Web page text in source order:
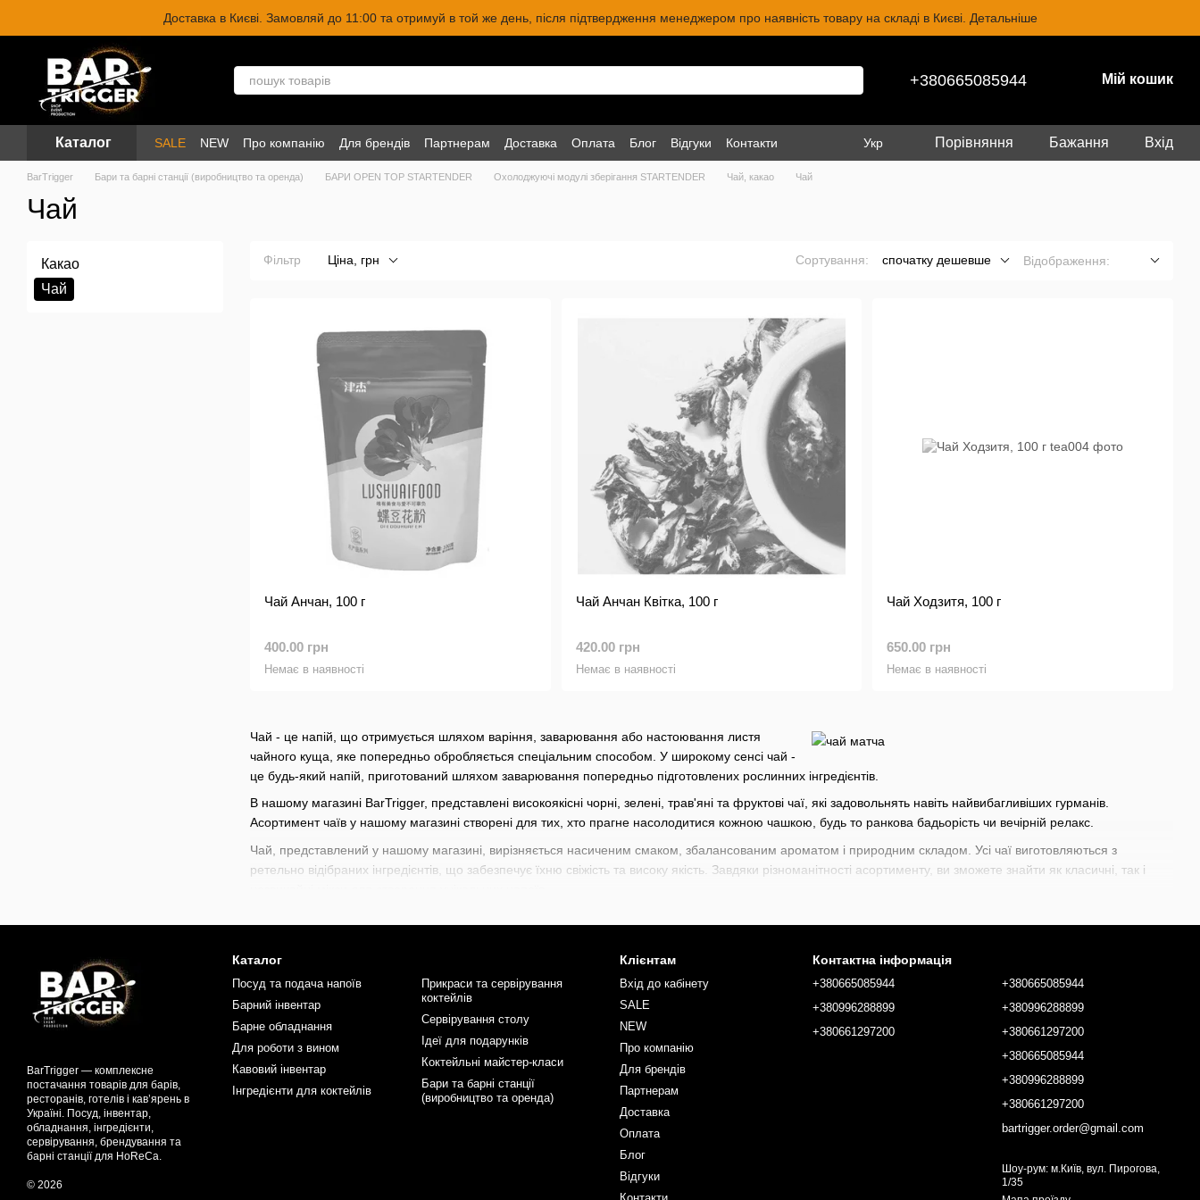
Перейти до основного контентуДоставка в Києві. Замовляй до 11:00 та отримуй в той же день, після підтвердження менеджером про наявність товару на складі в Києві. Детальніше
+380665085944 Мій кошик
Каталог SALE NEW Про компанію Для брендів Партнерам Доставка Оплата Блог Відгуки Контакти Укр Порівняння Бажання Вхід
BarTrigger Бари та барні станції (виробництво та оренда) БАРИ OPEN TOP STARTENDER Охолоджуючі модулі зберігання STARTENDER Чай, какао Чай
Чай
Фільтр Ціна, грн Сортування: спочатку дешевше Відображення:
Чай - це напій, що отримується шляхом варіння, заварювання або настоювання листя
чайного куща, яке попередньо обробляється спеціальним способом. У широкому сенсі чай -
це будь-який напій, приготований шляхом заварювання попередньо підготовлених рослинних інгредієнтів.
В нашому магазині BarTrigger, представлені високоякісні чорні, зелені, трав'яні та фруктові чаї, які задовольнять навіть найвибагливіших гурманів.
Асортимент чаїв у нашому магазині створені для тих, хто прагне насолодитися кожною чашкою, будь то ранкова бадьорість чи вечірній релакс.
Чай, представлений у нашому магазині, вирізняється насиченим смаком, збалансованим ароматом і природним складом. Усі чаї виготовляються з
ретельно відібраних інгредієнтів, що забезпечує їхню свіжість та високу якість. Завдяки різноманітності асортименту, ви зможете знайти як класичні, так і
В нашому магазині доступний широкий вибір барного інвентаря починаючи від стрейнерів, джигерів, змішувальних стаканів до
коктейлів,наборів для барменівтабарної літератури . Кожен знайде тут щось для себе під власні індивідуальні потреби для створення неперевершених
коктейлів. Прокачуйте ваші професіональні навички разом з інвентарем від BarTrigger.
Чай Анчан, 100 г
400.00 грн
Немає в наявності
Чай Анчан Квітка, 100 г
420.00 грн
Немає в наявності
Чай Ходзитя, 100 г
650.00 грн
Немає в наявності
Какао
Чай
BarTrigger — комплексне
постачання товарів для барів,
ресторанів, готелів і кав’ярень в
Україні. Посуд, інвентар,
обладнання, інгредієнти,
сервірування, брендування та
барні станції для HoReCa.
© 2026
Каталог
Посуд та подача напоїв
Барний інвентар
Барне обладнання
Для роботи з вином
Кавовий інвентар
Інгредієнти для коктейлів
Прикраси та сервірування
коктейлів
Сервірування столу
Ідеї для подарунків
Коктейльні майстер-класи
Бари та барні станції
(виробництво та оренда)
Клієнтам
Вхід до кабінету
SALE
NEW
Про компанію
Для брендів
Партнерам
Доставка
Оплата
Блог
Відгуки
Контактна інформація
+380665085944
+380996288899
+380661297200
+380665085944
+380996288899
+380661297200
+380665085944
+380996288899
+380661297200
bartrigger.order@gmail.com
Шоу-рум: м.Київ, вул. Пирогова,
1/35